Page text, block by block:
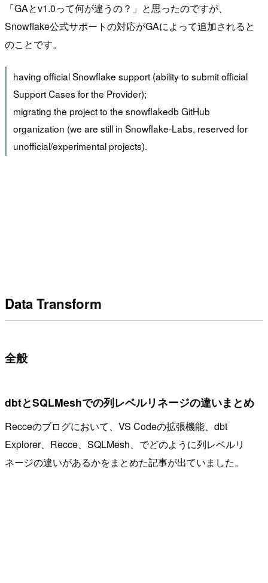
「GAとv1.0って何が違うの？」と思ったのですが、
Snowflake公式サポートの対応がGAによって追加されると
のことです。
having official Snowflake support (ability to submit official
Support Cases for the Provider);
migrating the project to the snowflakedb GitHub
organization (we are still in Snowflake-Labs, reserved for
unofficial/experimental projects).
Data Transform
全般
dbtとSQLMeshでの列レベルリネージの違いまとめ
Recceのブログにおいて、VS Codeの拡張機能、dbt
Explorer、Recce、SQLMesh、でどのように列レベルリ
ネージの違いがあるかをまとめた記事が出ていました。